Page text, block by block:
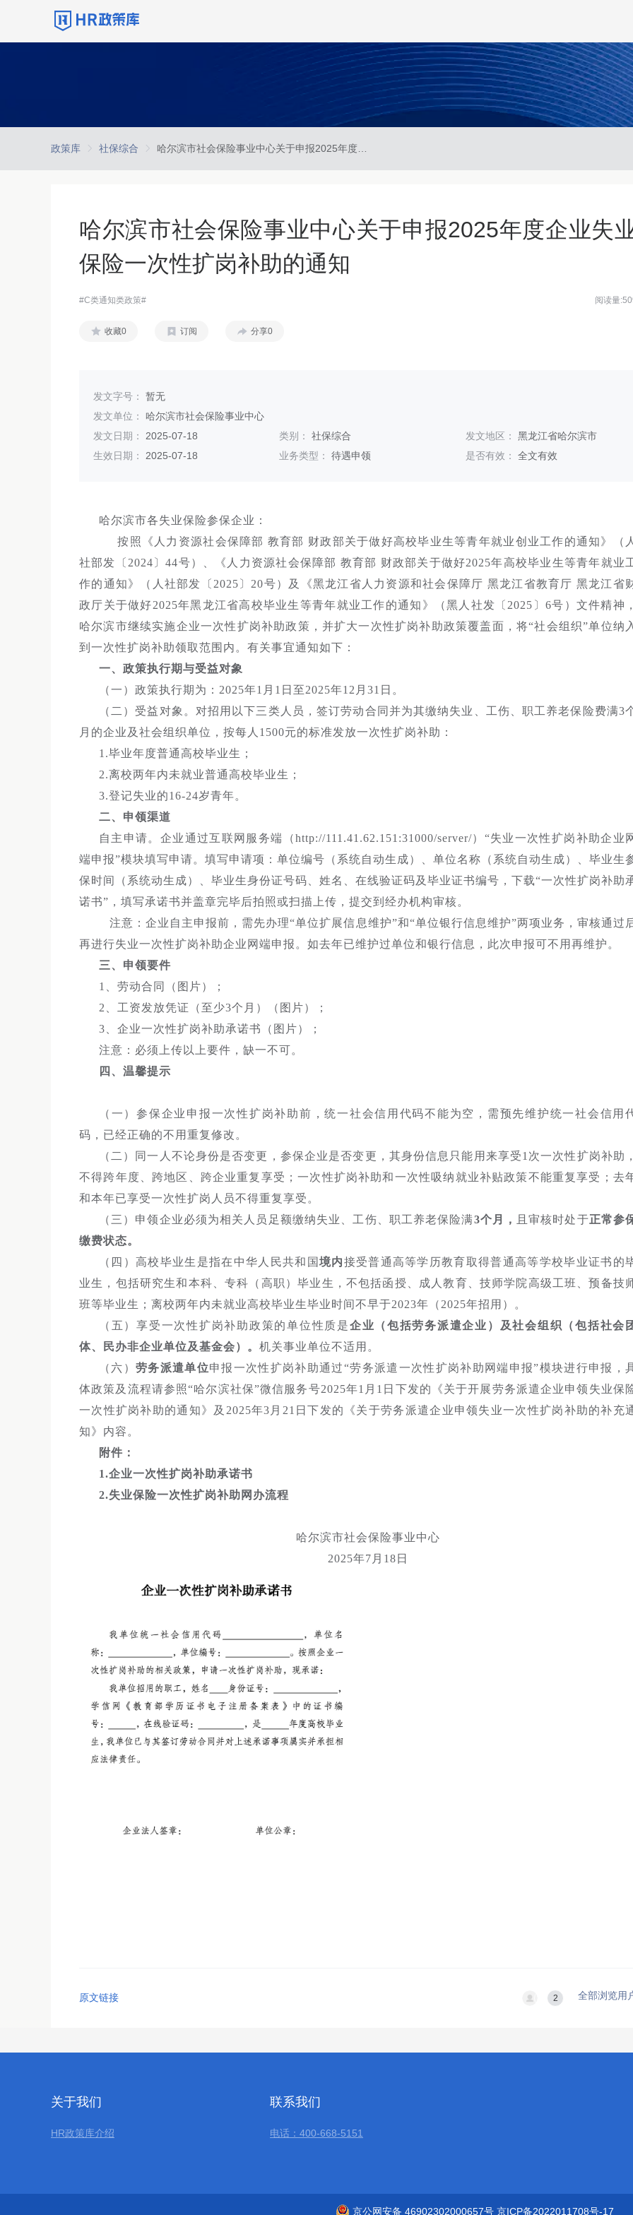
政策库 社保综合
哈尔滨市社会保险事业中心关于申报2025年度企业失
保险一次性扩岗补助的通知
#C类通知类政策# 阅读量
收藏0 订阅 分享0
发文字号： 暂无
发文单位： 哈尔滨市社会保险事业中心
发文日期： 2025-07-18 类别：社保综合 发文地区： 黑龙江省哈尔滨市
生效日期： 2025-07-18 业务类型：待遇申领 是否有效： 全文有效
哈尔滨市各失业保险参保企业：
按照《人力资源社会保障部 教育部 财政部关于做好高校毕业生等青年就业创业工作的通知》（人
社部发〔2024〕44号）、《人力资源社会保障部 教育部 财政部关于做好2025年高校毕业生等青年就业
作的通知》（人社部发〔2025〕20号）及《黑龙江省人力资源和社会保障厅 黑龙江省教育厅 黑龙江省
政厅关于做好2025年黑龙江省高校毕业生等青年就业工作的通知》（黑人社发〔2025〕6号）文件精神，
哈尔滨市继续实施企业一次性扩岗补助政策，并扩大一次性扩岗补助政策覆盖面，将“社会组织”单位纳
到一次性扩岗补助领取范围内。有关事宜通知如下：
一、政策执行期与受益对象
（一）政策执行期为：2025年1月1日至2025年12月31日。
（二）受益对象。对招用以下三类人员，签订劳动合同并为其缴纳失业、工伤、职工养老保险费满3
月的企业及社会组织单位，按每人1500元的标准发放一次性扩岗补助：
1.毕业年度普通高校毕业生；
2.离校两年内未就业普通高校毕业生；
3.登记失业的16-24岁青年。
二、申领渠道
自主申请。企业通过互联网服务端（http://111.41.62.151:31000/server/）“失业一次性扩岗补助企业
端申报”模块填写申请。填写申请项：单位编号（系统自动生成）、单位名称（系统自动生成）、毕业生
保时间（系统动生成）、毕业生身份证号码、姓名、在线验证码及毕业证书编号，下载“一次性扩岗补助
诺书”，填写承诺书并盖章完毕后拍照或扫描上传，提交到经办机构审核。
注意：企业自主申报前，需先办理“单位扩展信息维护”和“单位银行信息维护”两项业务，审核通过
再进行失业一次性扩岗补助企业网端申报。如去年已维护过单位和银行信息，此次申报可不用再维护。
三、申领要件
1、劳动合同（图片）；
2、工资发放凭证（至少3个月）（图片）；
3、企业一次性扩岗补助承诺书（图片）；
注意：必须上传以上要件，缺一不可。
四、温馨提示
（一）参保企业申报一次性扩岗补助前，统一社会信用代码不能为空，需预先维护统一社会信用
码，已经正确的不用重复修改。
（二）同一人不论身份是否变更，参保企业是否变更，其身份信息只能用来享受1次一次性扩岗补助，
不得跨年度、跨地区、跨企业重复享受；一次性扩岗补助和一次性吸纳就业补贴政策不能重复享受；去
和本年已享受一次性扩岗人员不得重复享受。
（三）申领企业必须为相关人员足额缴纳失业、工伤、职工养老保险满3个月， 且审核时处于正常参
缴费状态。
（四）高校毕业生是指在中华人民共和国 境内接受普通高等学历教育取得普通高等学校毕业证书的
业生，包括研究生和本科、专科（高职）毕业生，不包括函授、成人教育、技师学院高级工班、预备技
班等毕业生；离校两年内未就业高校毕业生毕业时间不早于2023年（2025年招用）。
（五）享受一次性扩岗补助政策的单位性质是企业（包括劳务派遣企业）及社会组织（包括社会
体、民办非企业单位及基金会）。 机关事业单位不适用。
（六）劳务派遣单位申报一次性扩岗补助通过“劳务派遣一次性扩岗补助网端申报”模块进行申报，
体政策及流程请参照“哈尔滨社保”微信服务号2025年1月1日下发的《关于开展劳务派遣企业申领失业保
一次性扩岗补助的通知》及2025年3月21日下发的《关于劳务派遣企业申领失业一次性扩岗补助的补充
知》内容。
附件：
1.企业一次性扩岗补助承诺书
2.失业保险一次性扩岗补助网办流程
哈尔滨市社会保险事业中心
2025年7月18日
原文链接 2 全部浏览用
关于我们
HR政策库介绍
联系我们
电话：400-668-5151
京公网安备 46902302000657号 京ICP备2022011708号-17